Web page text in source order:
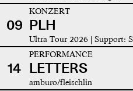
09
KONZERT
PLH
Ultra Tour 2026 | Support:
14
PERFORMANCE
LETTERS
amburo/fleischlin